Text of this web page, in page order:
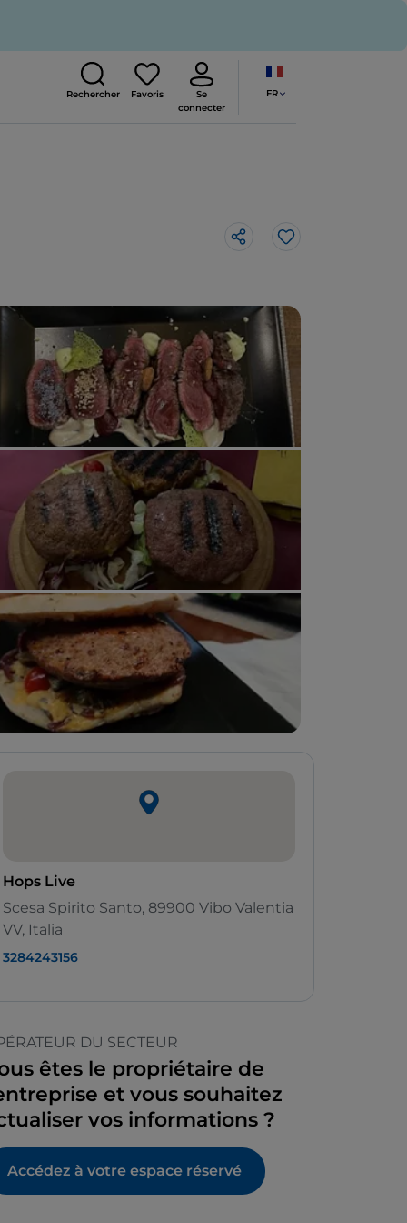
Rechercher Favoris
Se
connecter
FR
J’aime
Hops Live
Scesa Spirito Santo, 89900 Vibo Valentia
VV, Italia
3284243156
DU SECTEUR
êtes le propriétaire de
et vous souhaitez
vos informations ?
Accédez à votre espace réservé